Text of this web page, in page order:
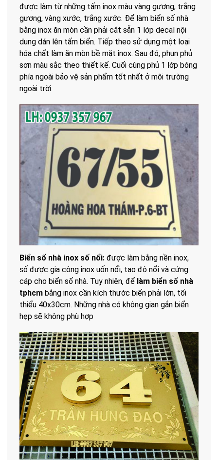
được làm từ những tấm inox màu vàng gương, trắng
gương, vàng xước, trắng xước. Để làm biển số nhà
bằng inox ăn mòn cần phải cắt sẵn 1 lớp decal nội
dung dán lên tấm biển. Tiếp theo sử dụng một loại
hóa chất làm ăn mòn bề mặt inox. Sau đó, phun phủ
sơn màu sắc theo thiết kế. Cuối cùng phủ 1 lớp bóng
phía ngoài bảo vệ sản phẩm tốt nhất ở môi trường
ngoài trời
Biển số nhà inox số nổi: được làm bằng nền inox,
số được gia công inox uốn nổi, tạo độ nổi và cứng
cáp cho biển số nhà. Tuy nhiên, để làm biển số nhà
tphcm bằng inox cần kích thước biển phải lớn, tối
thiểu 40x30cm. Những nhà có không gian gắn biển
hẹp sẽ không phù hợp